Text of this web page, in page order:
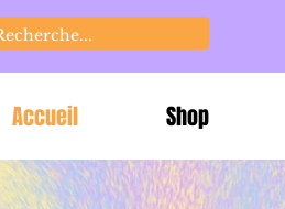
Accueil Shop